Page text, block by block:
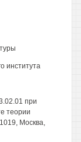
института
при
теории
Москва,